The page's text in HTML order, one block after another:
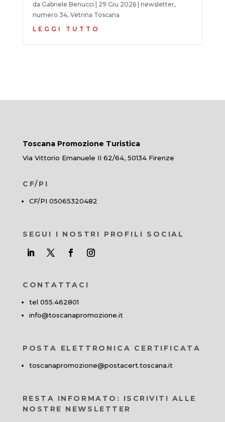
da Gabriele Benucci 29 Giu 2026| newsletter,
numero 34, Vetrina Toscana
LEGGI TUTTO
Toscana Promozione Turistica
Via Vittorio Emanuele II 62/64, 50134 Firenze
CF/PI
CF/PI 05065320482
SEGUI I NOSTRI PROFILI SOCIAL
CONTATTACI
tel 055.462801
info@toscanapromozione.it
POSTA ELETTRONICA CERTIFICATA
toscanapromozione@postacert.toscana.it
RESTA INFORMATO: ISCRIVITI ALLE
NOSTRE NEWSLETTER